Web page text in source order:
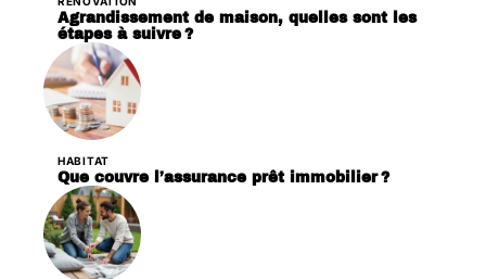
Agrandissement de maison, quelles sont les
étapes à suivre ?
HABITAT
Que couvre l’assurance prêt immobilier ?